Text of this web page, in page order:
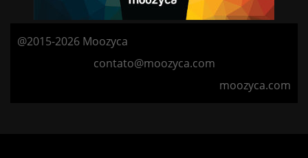
@2015-2026 Moozyca
contato@moozyca.com
moozyca.com